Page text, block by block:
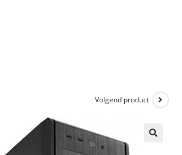
Volgend product